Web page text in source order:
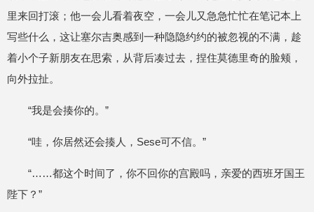
里来回打滚；他一会儿看着夜空，一会儿又急急忙忙在笔记本上
写些什么，这让塞尔吉奥感到一种隐隐约约的被忽视的不满，趁
着小个子新朋友在思索，从背后凑过去，捏住莫德里奇的脸颊，
向外拉扯。
“我是会揍你的。”
“哇，你居然还会揍人，Sese可不信。”
“……都这个时间了，你不回你的宫殿吗，亲爱的西班牙国王
陛下？”